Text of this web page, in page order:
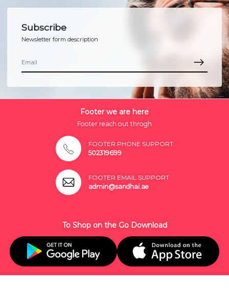
Subscribe
Newsletter form description
Footer we are here
Footer reach out throgh
FOOTER PHONE SUPPORT
502319699
FOOTER EMAIL SUPPORT
admin@sandhai.ae
To Shop on the Go Download